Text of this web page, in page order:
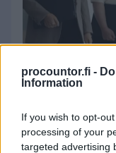
procountor.fi -
Information
If you wish to opt-
processing of your
targeted advertising
Matkalaskulla
aiheutuneita